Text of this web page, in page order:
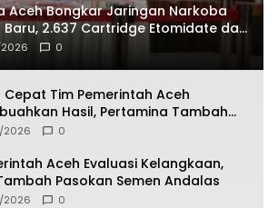
Aceh Bongkar Jaringan Narkoba
Baru, 2.637 Cartridge Etomidate dan
Ekstasi Disita
0
Cepat Tim Pemerintah Aceh
Hasil, Pertamina Tambah
BBM untuk Aceh
0
Aceh Evaluasi Kelangkaan,
Pasokan Semen Andalas
0